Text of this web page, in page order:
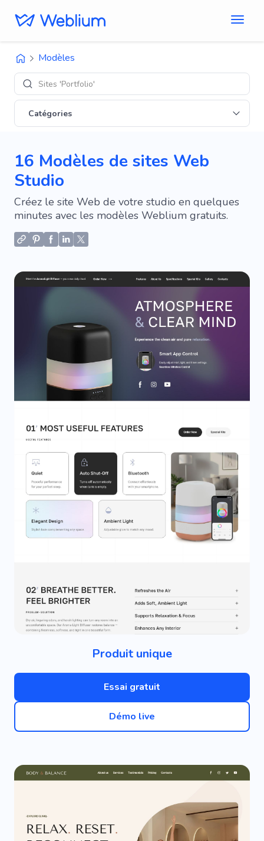
Modèles
Designs 'E-
Catégories
16 Modèles de sites Web
Studio
Créez le site Web de votre studio en quelques
minutes avec les modèles Weblium gratuits.
Produit unique
Essai gratuit
Démo live